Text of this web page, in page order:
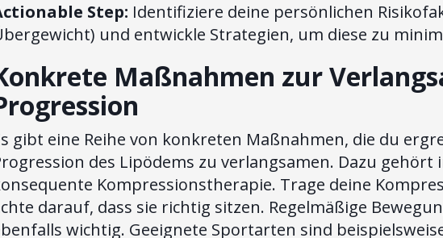
Step: Identifiziere deine persönlichen
und entwickle Strategien, um diese zu
Maßnahmen zur
gibt eine Reihe von konkreten Maßnahmen, die du
des Lipödems zu verlangsamen. Dazu gehört
Kompressionstherapie. Trage deine
darauf, dass sie richtig sitzen. Regelmäßige
wichtig. Geeignete Sportarten sind